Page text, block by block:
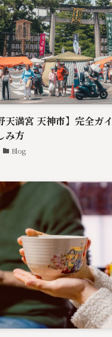
天満宮 天神市】完全ガ
み方
Blog